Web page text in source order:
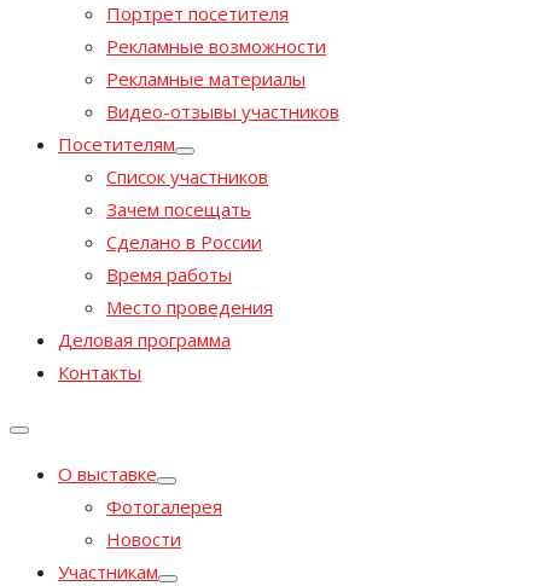
Портрет посетителя
Рекламные возможности
Рекламные материалы
Видео-отзывы участников
Посетителям
Список участников
Зачем посещать
Сделано в России
Время работы
Место проведения
Деловая программа
Контакты
О выставке
Фотогалерея
Новости
Участникам